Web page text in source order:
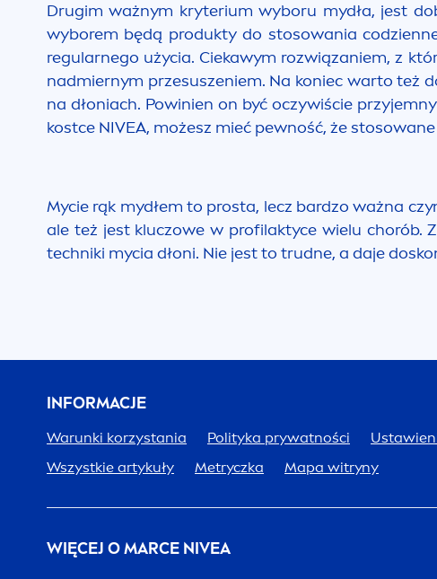
Drugim ważnym kryterium wyboru mydła, jest
wyborem będą produkty do stosowania
regularnego użycia. Ciekawym rozwiązaniem, z
nadmiernym przesuszeniem. Na koniec warto też
na dłoniach. Powinien on być oczywiście
kostce NIVEA, możesz mieć pewność, że
Mycie rąk mydłem to prosta, lecz bardzo ważna
ale też jest kluczowe w profilaktyce wielu chorób.
techniki mycia dłoni. Nie jest to trudne, a daje
INFORMACJE
Warunki korzystania Polityka prywatności
Wszystkie artykuły
Metryczka Mapa witryny
WIĘCEJ O MARCE NIVEA